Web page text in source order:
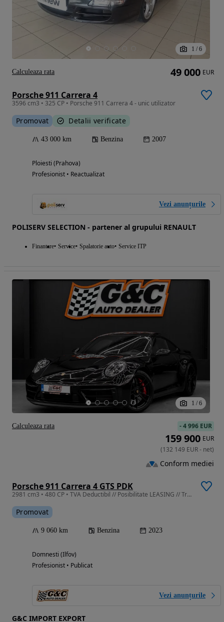
1 / 6
Porsche 911 Carrera 4
3596 cm3 • 325 CP • Porsche 911 Carrera 4 - unic utilizator
Promovat Detalii verificate
43 000 km Benzina 2007
Ploiesti (Prahova)
Profesionist • Reactualizat
Vezi anunțurile
POLISERV SELECTION - partener al grupului RENAULT
Finantare Service Spalatorie auto Service ITP
49 000 EUR
Calculeaza rata
1 / 6
Porsche 911 Carrera 4 GTS PDK
2981 cm3 • 480 CP • TVA Deductibil // Posibilitate LEASING // Trapa Electrica // BOSE
Promovat
9 060 km Benzina 2023
Domnesti (Ilfov)
Profesionist • Publicat
Vezi anunțurile
G&C IMPORT EXPORT
-4 996 EUR
159 900 EUR
(132 149 EUR- net)
Conform mediei
Calculeaza rata